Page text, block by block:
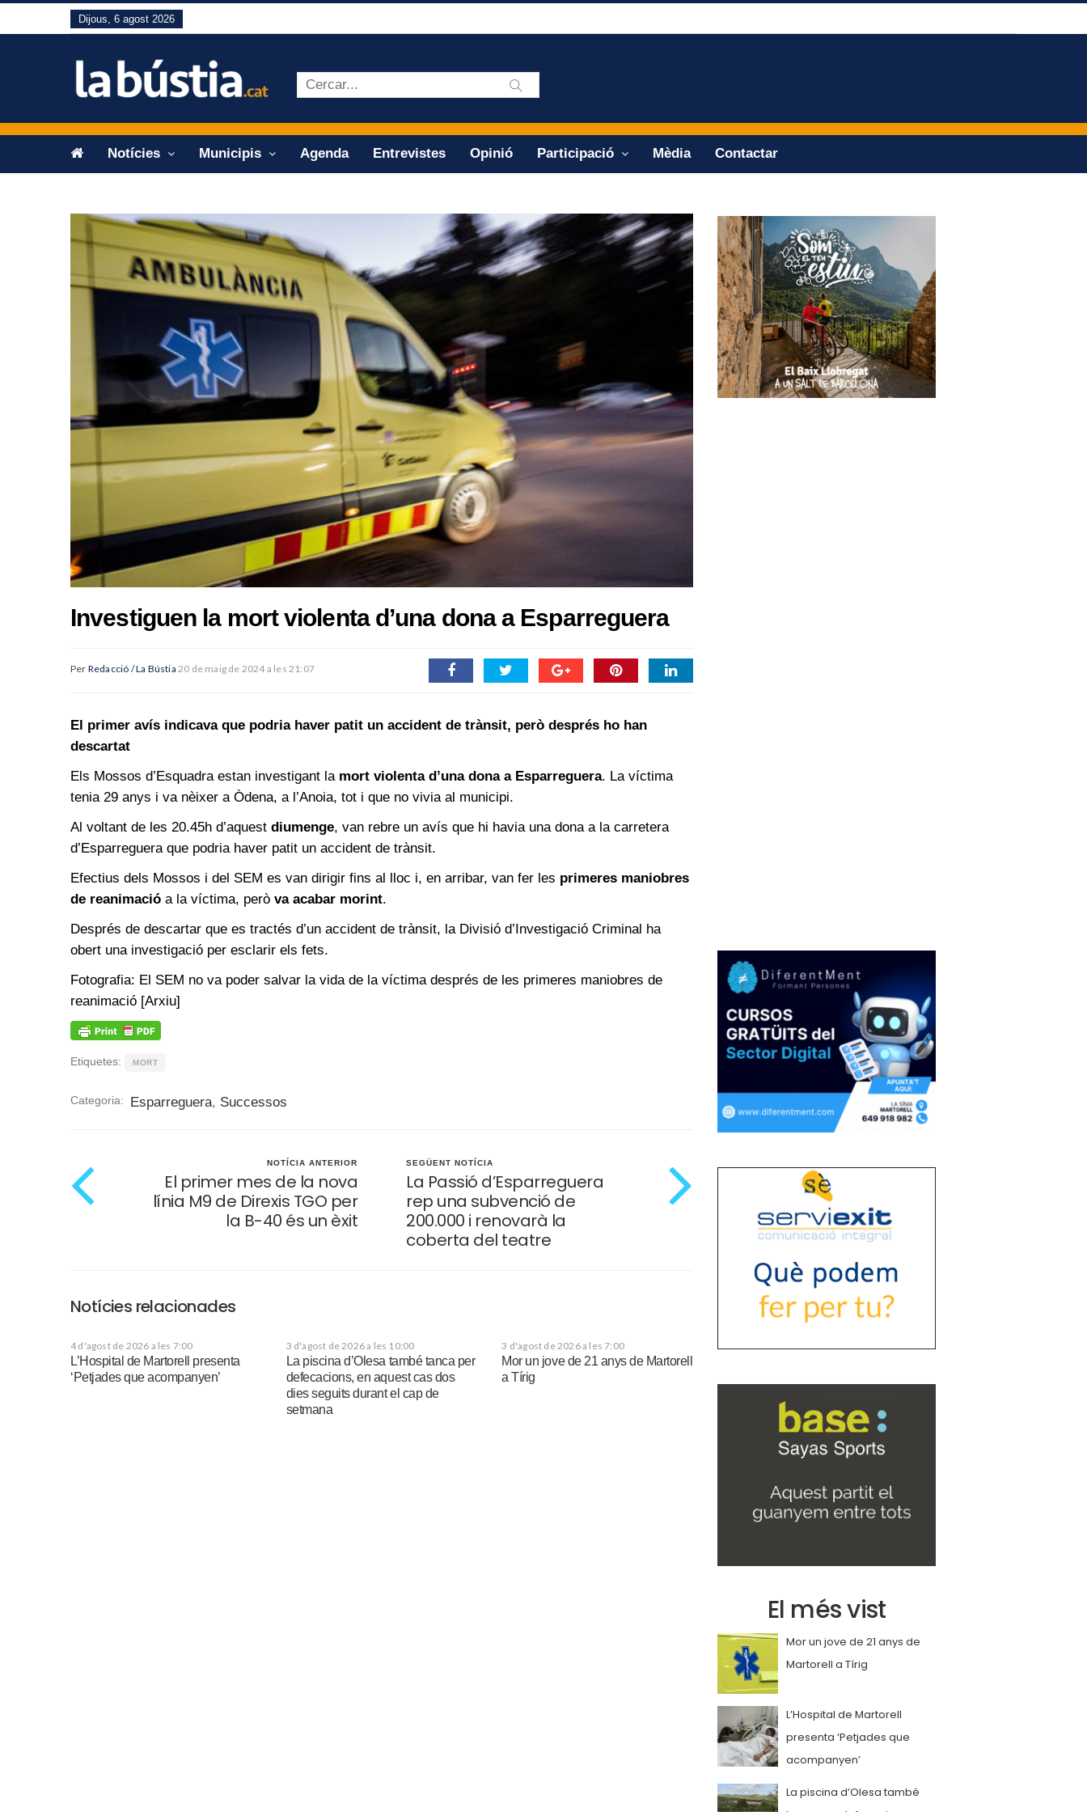
Dijous, 6 agost 2026
Notícies Municipis Agenda Entrevistes Opinió Participació Mèdia Contactar
Investiguen la mort violenta d’una dona a Esparreguera
Per Redacció / La Bústia 20 de maig de 2024 a les 21:07
El primer avís indicava que podria haver patit un accident de trànsit, però després ho han
descartat
Els Mossos d’Esquadra estan investigant la mort violenta d’una dona a Esparreguera. La víctima
tenia 29 anys i va nèixer a Òdena, a l’Anoia, tot i que no vivia al municipi.
Al voltant de les 20.45h d’aquest diumenge, van rebre un avís que hi havia una dona a la carretera
d’Esparreguera que podria haver patit un accident de trànsit.
Efectius dels Mossos i del SEM es van dirigir fins al lloc i, en arribar, van fer les primeres maniobres
de reanimació a la víctima, però va acabar morint.
Després de descartar que es tractés d’un accident de trànsit, la Divisió d’Investigació Criminal ha
obert una investigació per esclarir els fets.
Fotografia: El SEM no va poder salvar la vida de la víctima després de les primeres maniobres de
reanimació [Arxiu]
Etiquetes: MORT
Categoria: Esparreguera, Successos
NOTÍCIA ANTERIOR
El primer mes de la nova
línia M9 de Direxis TGO per
la B-40 és un èxit
SEGÜENT NOTÍCIA
La Passió d’Esparreguera
rep una subvenció de
200.000 i renovarà la
coberta del teatre
Notícies relacionades
4 d'agost de 2026 a les 7:00
L’Hospital de Martorell presenta
‘Petjades que acompanyen’
3 d'agost de 2026 a les 10:00
La piscina d’Olesa també tanca per
defecacions, en aquest cas dos
dies seguits durant el cap de
setmana
3 d'agost de 2026 a les 7:00
Mor un jove de 21 anys de Martorell
a Tírig
El més vist
Mor un jove de 21 anys de
Martorell a Tírig
L’Hospital de Martorell
presenta ‘Petjades que
acompanyen’
La piscina d’Olesa també